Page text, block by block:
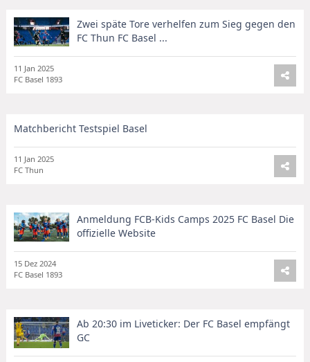
Zwei späte Tore verhelfen zum Sieg gegen den
FC Thun FC Basel ...
11 Jan 2025
FC Basel 1893
Matchbericht Testspiel Basel
11 Jan 2025
FC Thun
Anmeldung FCB-Kids Camps 2025 FC Basel Die
offizielle Website
15 Dez 2024
FC Basel 1893
Ab 20:30 im Liveticker: Der FC Basel empfängt
GC